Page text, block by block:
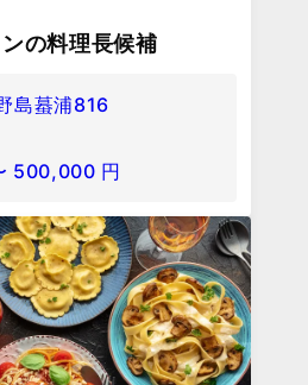
の料理長候補
島蟇浦816
500,000 円